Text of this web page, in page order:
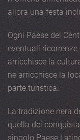
allora una festa
Ogni Paese del
eventuali
arricchisce la
ne arricchisce la
parte turistica.
La tradizione nera
quella dei
singolo Paese